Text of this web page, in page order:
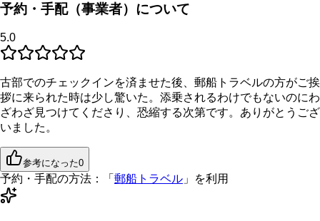
予約・手配（事業者）について
5.0
古部でのチェックインを済ませた後、郵船トラベルの方がご挨
拶に来られた時は少し驚いた。添乗されるわけでもないのにわ
ざわざ見つけてくださり、恐縮する次第です。ありがとうござ
いました。
参考になった0
予約・手配の方法： 「 郵船トラベル 」を利用